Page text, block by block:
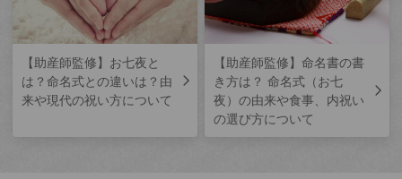
【助産師監修】お七夜と
は？命名式との違いは？由
来や現代の祝い方について
【助産師監修】命名書の書
き方は？ 命名式（お七
夜）の由来や食事、内祝い
の選び方について